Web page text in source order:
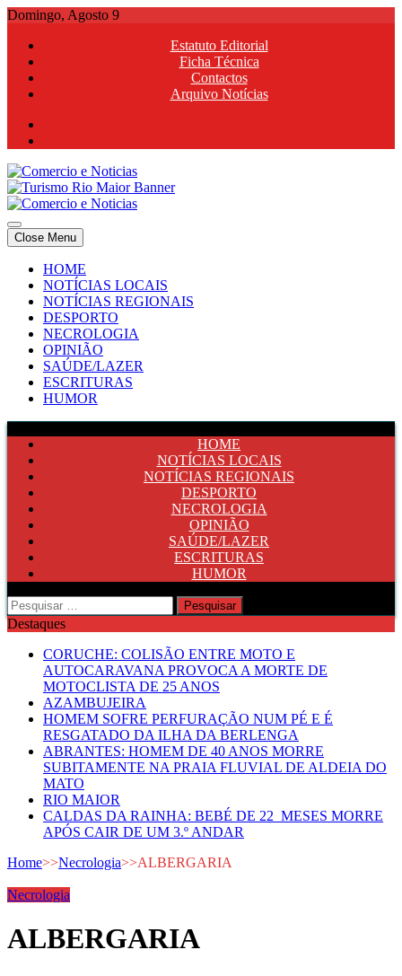
Skip
content
Domingo, Agosto 9
Estatuto Editorial
Ficha Técnica
Contactos
Arquivo Notícias
Comercio e Noticias
Notícias e Publicidade Online
Comercio e Noticias
Notícias e Publicidade Online
Close Menu
HOME
NOTÍCIAS LOCAIS
NOTÍCIAS REGIONAIS
DESPORTO
NECROLOGIA
OPINIÃO
SAÚDE/LAZER
ESCRITURAS
HUMOR
HOME
NOTÍCIAS LOCAIS
NOTÍCIAS REGIONAIS
DESPORTO
NECROLOGIA
OPINIÃO
SAÚDE/LAZER
ESCRITURAS
HUMOR
Pesquisar
por:
Destaques
CORUCHE: COLISÃO ENTRE MOTO E
AUTOCARAVANA PROVOCA A MORTE DE
MOTOCLISTA DE 25 ANOS
AZAMBUJEIRA
HOMEM SOFRE PERFURAÇÃO NUM PÉ E É
RESGATADO DA ILHA DA BERLENGA
ABRANTES: HOMEM DE 40 ANOS MORRE
SUBITAMENTE NA PRAIA FLUVIAL DE ALDEIA DO
MATO
RIO MAIOR
CALDAS DA RAINHA: BEBÉ DE 22 MESES MORRE
APÓS CAIR DE UM 3.º ANDAR
Home>>Necrologia>>ALBERGARIA
Necrologia
ALBERGARIA